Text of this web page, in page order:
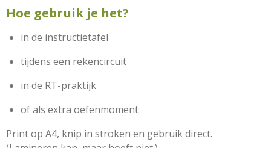
Hoe gebruik je het?
in de instructietafel
tijdens een rekencircuit
in de RT-praktijk
of als extra oefenmoment
Print op A4, knip in stroken en gebruik direct.